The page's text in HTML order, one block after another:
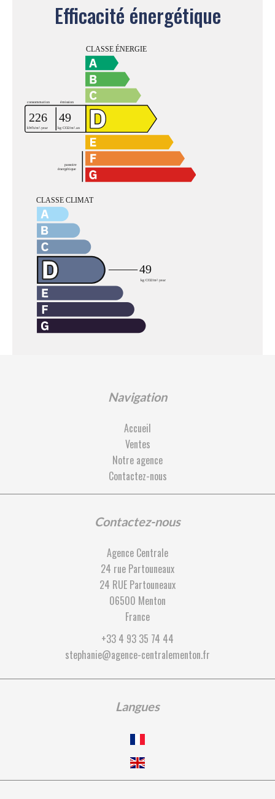
Efficacité énergétique
Navigation
Accueil
Ventes
Notre agence
Contactez-nous
Contactez-nous
Agence Centrale
24 rue Partouneaux
24 RUE Partouneaux
06500 Menton
France
+33 4 93 35 74 44
stephanie@agence-centralementon.fr
Langues